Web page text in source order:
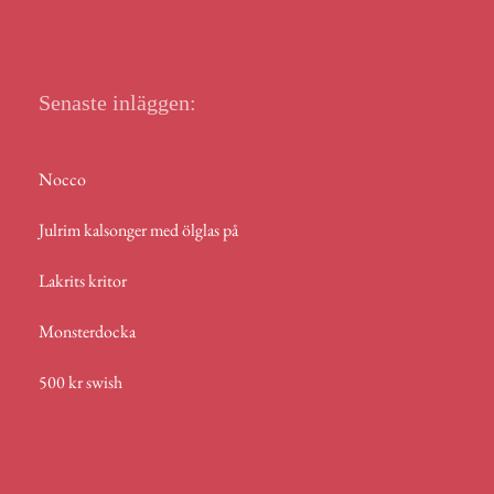
Senaste inläggen:
Nocco
Julrim kalsonger med ölglas på
Lakrits kritor
Monsterdocka
500 kr swish